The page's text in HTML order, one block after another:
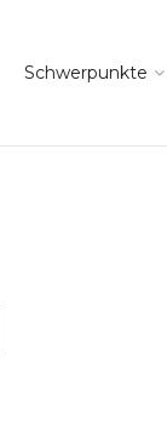
Schwerpunkte